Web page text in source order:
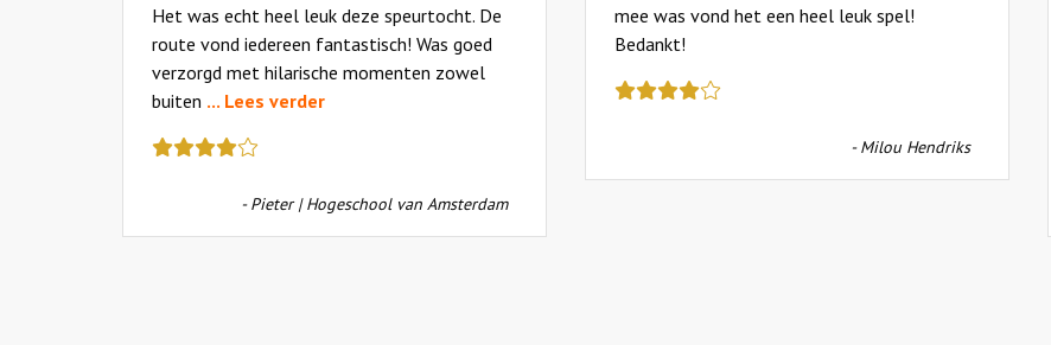
Het was echt heel leuk deze speurtocht. De
route vond iedereen fantastisch! Was goed
verzorgd met hilarische momenten zowel
buiten ... Lees verder
review
cijfer
- Pieter | Hogeschool van Amsterdam
mee was vond het een heel leuk spel!
Bedankt!
review
cijfer
- Milou Hendriks